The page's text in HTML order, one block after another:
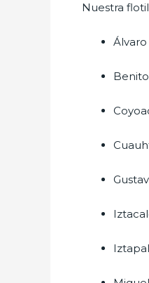
Nuestra